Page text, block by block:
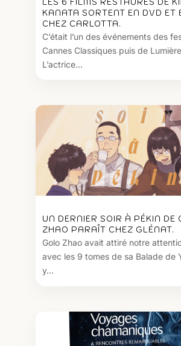
LES 6 FILMS RESTAURÉS DE
KANATA SORTENT EN DVD ET
CHEZ CARLOTTA.
C’était l’un des événements des
Cannes Classiques puis de
L’actrice...
UN DERNIER SOIR À PÉKIN DE
ZHAO PARAÎT CHEZ GLÉNAT.
Golo Zhao avait attiré notre
avec les 9 tomes de sa Balade de
y...